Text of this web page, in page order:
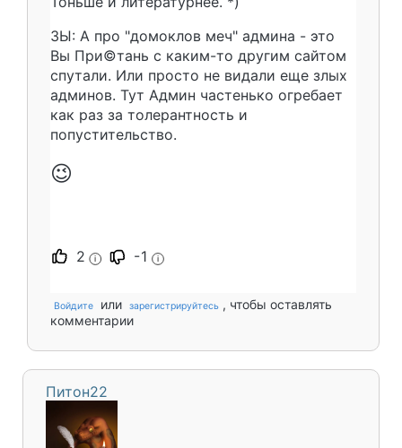
ЗЫ: А про "домоклов меч" админа - это
Вы При©тань с каким-то другим сайтом
спутали. Или просто не видали еще злых
админов. Тут Админ частенько огребает
как раз за толерантность и
попустительство.
😉
2 i -1 i
Войдите или зарегистрируйтесь , чтобы оставлять
комментарии
Питон22